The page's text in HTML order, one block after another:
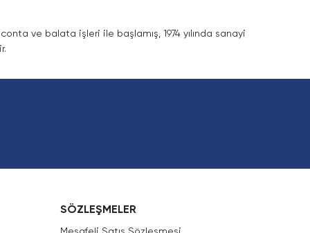
ve balata işleri ile başlamış, 1974 yılında sanayi
SÖZLEŞMELER